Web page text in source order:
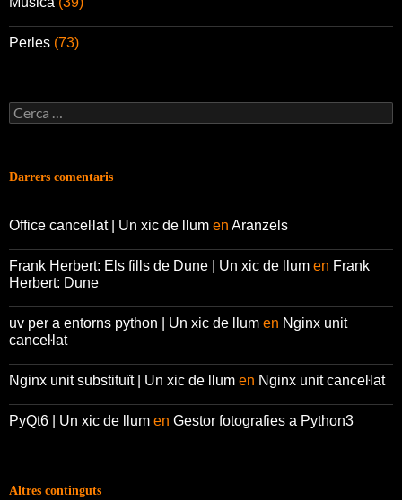
Perles (73)
Cerca:
Darrers comentaris
Office canceŀlat | Un xic de llum en Aranzels
Frank Herbert: Els fills de Dune | Un xic de llum en Frank
Herbert: Dune
uv per a entorns python | Un xic de llum en Nginx unit
canceŀlat
Nginx unit substituït | Un xic de llum en Nginx unit canceŀlat
PyQt6 | Un xic de llum en Gestor fotografies a Python3
Altres continguts